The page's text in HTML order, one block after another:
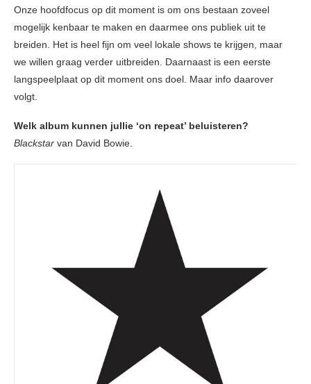
Onze hoofdfocus op dit moment is om ons bestaan zoveel
mogelijk kenbaar te maken en daarmee ons publiek uit te
breiden. Het is heel fijn om veel lokale shows te krijgen, maar
we willen graag verder uitbreiden. Daarnaast is een eerste
langspeelplaat op dit moment ons doel. Maar info daarover
volgt.
Welk album kunnen jullie ‘on repeat’ beluisteren?
Blackstar van David Bowie.